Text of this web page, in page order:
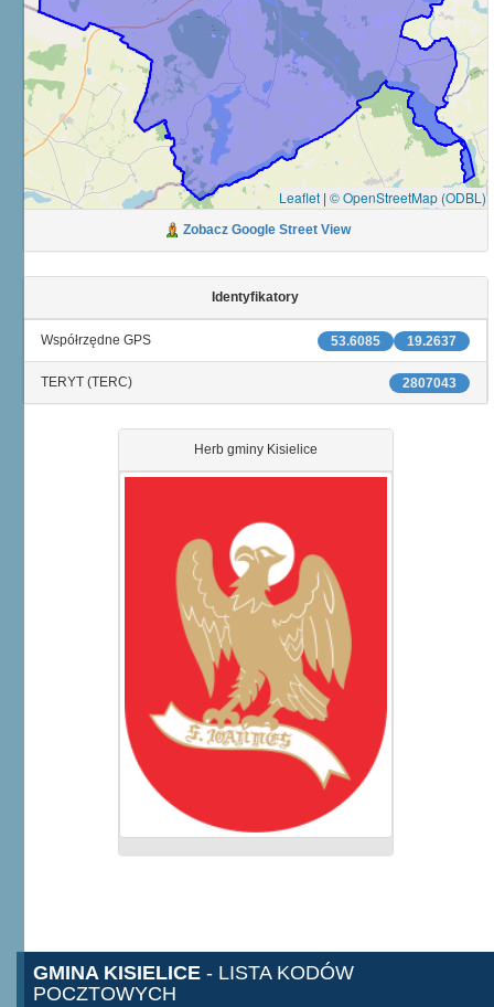
Leaflet | © OpenStreetMap (ODBL)
Zobacz Google Street View
Identyfikatory
19.2637
53.6085
Współrzędne GPS
TERYT (TERC) 2807043
Herb gminy Kisielice
GMINA KISIELICE - LISTA KODÓW
POCZTOWYCH